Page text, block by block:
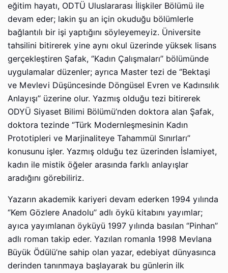
eğitim hayatı, ODTÜ Uluslararası İlişkiler Bölümü ile
devam eder; lakin şu an için okuduğu bölümlerle
bağlantılı bir işi yaptığını söyleyemeyiz. Üniversite
tahsilini bitirerek yine aynı okul üzerinde yüksek lisans
gerçekleştiren Şafak, ‘’Kadın Çalışmaları’’ bölümünde
uygulamalar düzenler; ayrıca Master tezi de ‘’Bektaşi
ve Mevlevi Düşüncesinde Döngüsel Evren ve Kadınsılık
Anlayışı’’ üzerine olur. Yazmış olduğu tezi bitirerek
ODYÜ Siyaset Bilimi Bölümü’nden doktora alan Şafak,
doktora tezinde ‘’Türk Modernleşmesinin Kadın
Prototipleri ve Marjinaliteye Tahammül Sınırları’’
konusunu işler. Yazmış olduğu tez üzerinden İslamiyet,
kadın ile mistik öğeler arasında farklı anlayışlar
aradığını görebiliriz.
Yazarın akademik kariyeri devam ederken 1994 yılında
‘’Kem Gözlere Anadolu’’ adlı öykü kitabını yayımlar;
ayıca yayımlanan öyküyü 1997 yılında basılan ‘’Pinhan’’
adlı roman takip eder. Yazılan romanla 1998 Mevlana
Büyük Ödülü’ne sahip olan yazar, edebiyat dünyasınca
derinden tanınmaya başlayarak bu günlerin ilk